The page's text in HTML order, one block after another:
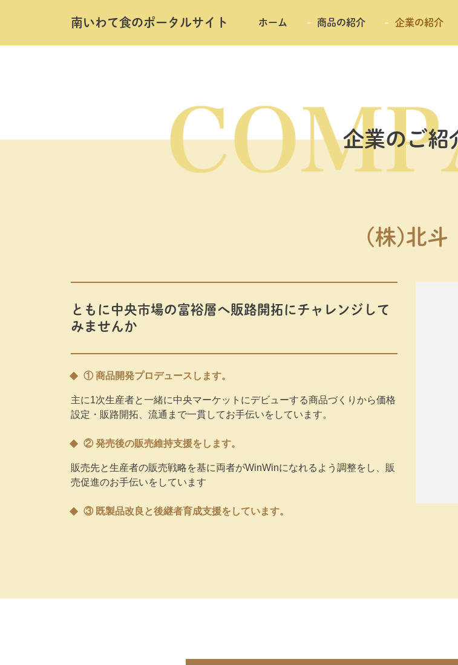
南いわて⾷のポータルサイト ホーム 商品の紹介 企業の紹介
企業のご紹
(株)北斗
ともに中央市場の富裕層へ販路開拓にチャレンジして
みませんか
① 商品開発プロデュースします。
主に1次生産者と一緒に中央マーケットにデビューする商品づくりから価格
設定・販路開拓、流通まで一貫してお手伝いをしています。
② 発売後の販売維持支援をします。
販売先と生産者の販売戦略を基に両者がWinWinになれるよう調整をし、販
売促進のお手伝いをしています
③ 既製品改良と後継者育成支援をしています。